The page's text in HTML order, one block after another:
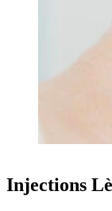
Injections